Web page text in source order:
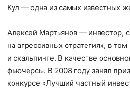
Кул — одна из самых известных
Алексей Мартьянов — инвестор,
на агрессивных стратегиях, в
и скальпинге. В качестве
фьючерсы. В 2008 году занял
конкурсе «Лучший частный